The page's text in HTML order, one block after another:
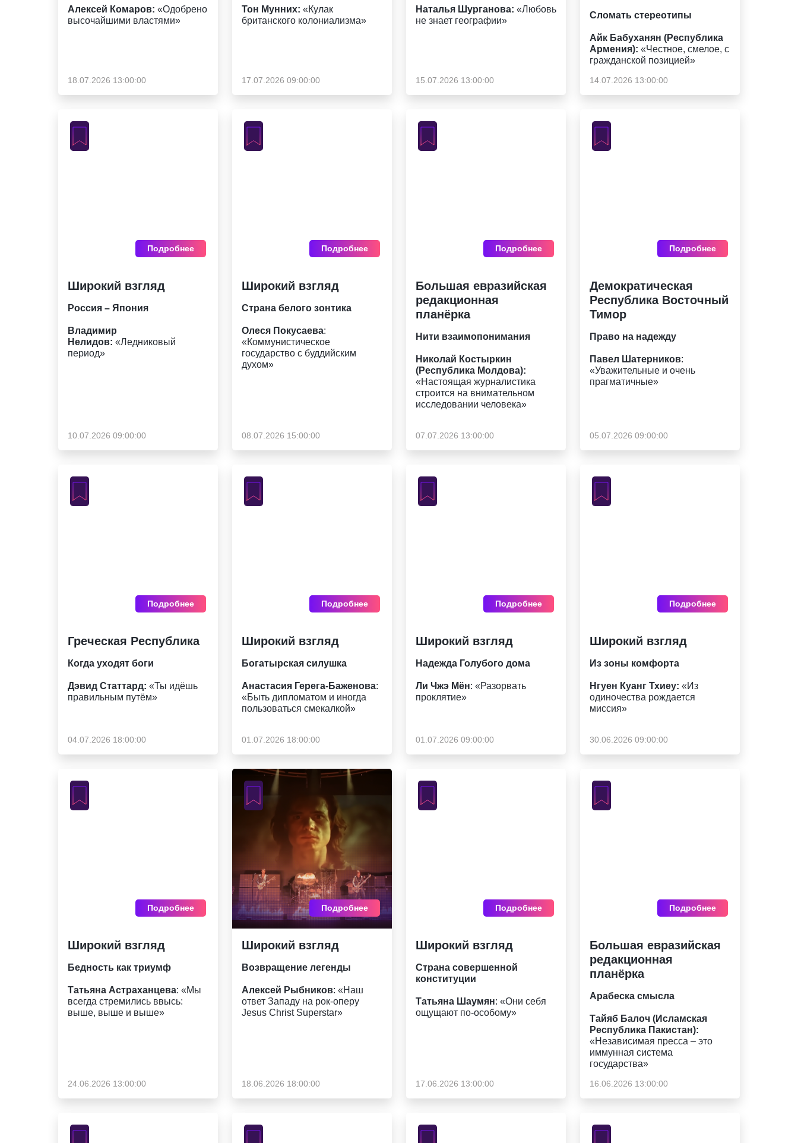
Алексей Комаров: «Одобрено
высочайшими властями»
18.07.2026 13:00:00
Тон Мунних: «Кулак
британского колониализма»
17.07.2026 09:00:00
Наталья Шурганова: «Любовь
не знает географии»
15.07.2026 13:00:00
Сломать стереотипы
Айк Бабуханян (Республика
Армения): «Честное, смелое, с
гражданской позицией»
14.07.2026 13:00:00
Подробнее
Широкий взгляд
Россия – Япония
Владимир
Нелидов: «Ледниковый
период»
10.07.2026 09:00:00
Подробнее
Широкий взгляд
Страна белого зонтика
Олеся Покусаева:
«Коммунистическое
государство с буддийским
духом»
08.07.2026 15:00:00
Подробнее
Большая евразийская
редакционная
планёрка
Нити взаимопонимания
Николай Костыркин
(Республика Молдова):
«Настоящая журналистика
строится на внимательном
исследовании человека»
07.07.2026 13:00:00
Подробнее
Демократическая
Республика Восточный
Тимор
Право на надежду
Павел Шатерников:
«Уважительные и очень
прагматичные»
05.07.2026 09:00:00
Подробнее
Греческая Республика
Когда уходят боги
Дэвид Статтард: «Ты идёшь
правильным путём»
04.07.2026 18:00:00
Подробнее
Широкий взгляд
Богатырская силушка
Анастасия Герега-Баженова:
«Быть дипломатом и иногда
пользоваться смекалкой»
01.07.2026 18:00:00
Подробнее
Широкий взгляд
Надежда Голубого дома
Ли Чжэ Мён: «Разорвать
проклятие»
01.07.2026 09:00:00
Подробнее
Широкий взгляд
Из зоны комфорта
Нгуен Куанг Тхиеу: «Из
одиночества рождается
миссия»
30.06.2026 09:00:00
Подробнее
Широкий взгляд
Бедность как триумф
Татьяна Астраханцева: «Мы
всегда стремились ввысь:
выше, выше и выше»
24.06.2026 13:00:00
Подробнее
Широкий взгляд
Возвращение легенды
Алексей Рыбников: «Наш
ответ Западу на рок-оперу
Jesus Christ Superstar»
18.06.2026 18:00:00
Подробнее
Широкий взгляд
Страна совершенной
конституции
Татьяна Шаумян: «Они себя
ощущают по-особому»
17.06.2026 13:00:00
Подробнее
Большая евразийская
редакционная
планёрка
Арабеска смысла
Тайяб Балоч (Исламская
Республика Пакистан):
«Независимая пресса – это
иммунная система
государства»
16.06.2026 13:00:00